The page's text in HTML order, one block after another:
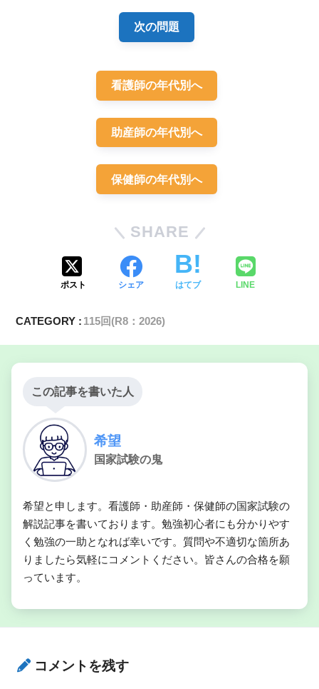
次の問題
看護師の年代別へ
助産師の年代別へ
保健師の年代別へ
SHARE
ポスト シェア はてブ LINE
CATEGORY : 115回(R8：2026)
この記事を書いた人
希望
国家試験の鬼
希望と申します。看護師・助産師・保健師の国家試験の
解説記事を書いております。勉強初心者にも分かりやす
く勉強の一助となれば幸いです。質問や不適切な箇所あ
りましたら気軽にコメントください。皆さんの合格を願
っています。
コメントを残す